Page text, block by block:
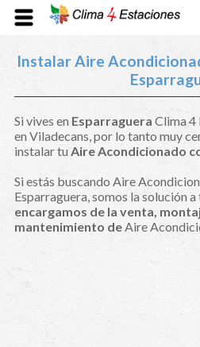
Instalar Aire
Si vives en Esparraguera Clima 4
en Viladecans, por lo tanto muy
instalar tu Aire Acondicionado
Si estás buscando Aire
Esparraguera, somos la solución
encargamos de la venta,
mantenimiento deAire